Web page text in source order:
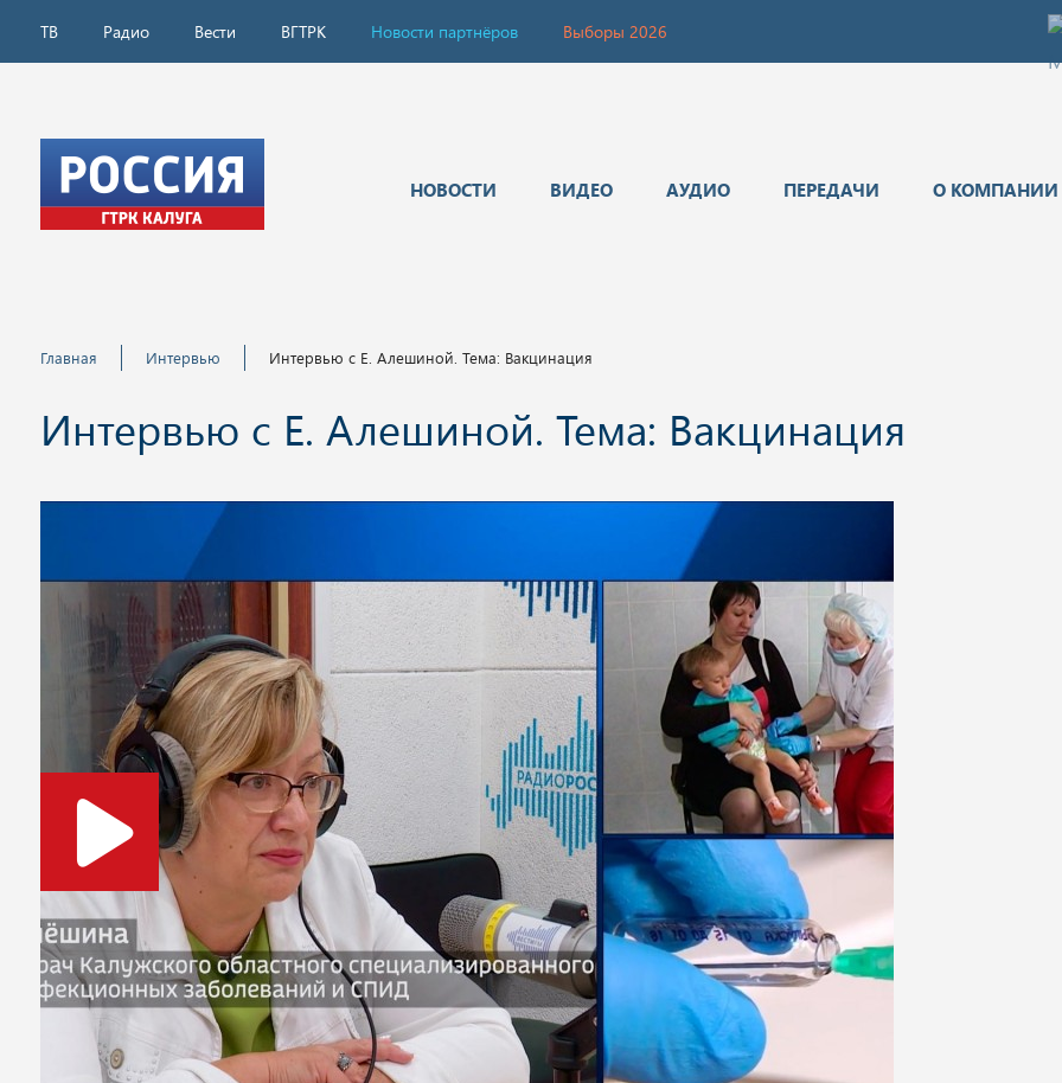
ТВ Радио Вести ВГТРК Новости партнёров Выборы 2026
НОВОСТИ ВИДЕО АУДИО ПЕРЕДАЧИ О КОМПАНИИ
Главная Интервью Интервью с Е. Алешиной. Тема: Вакцинация
Интервью с Е. Алешиной. Тема: Вакцинация